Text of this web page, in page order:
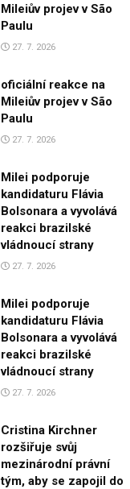
Mileiův projev v São
Paulu
27. 7. 2026
oficiální reakce na
Mileiův projev v São
Paulu
27. 7. 2026
Milei podporuje
kandidaturu Flávia
Bolsonara a vyvolává
reakci brazilské
vládnoucí strany
27. 7. 2026
Milei podporuje
kandidaturu Flávia
Bolsonara a vyvolává
reakci brazilské
vládnoucí strany
27. 7. 2026
Cristina Kirchner
rozšiřuje svůj
mezinárodní právní
tým, aby se zapojil do